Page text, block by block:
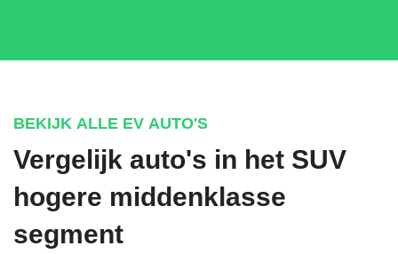
ROSEWOOD BEIGE METALLIC SPECIAAL
€ 1.290,-
OLIBO GREEN METALLIC SPECIAAL
BEKIJK ALLE EV AUTO'S
Vergelijk auto's in het SUV
hogere middenklasse
segment